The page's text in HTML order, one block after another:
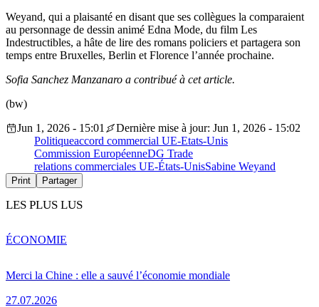
Weyand, qui a plaisanté en disant que ses collègues la comparaient
au personnage de dessin animé Edna Mode, du film Les
Indestructibles, a hâte de lire des romans policiers et partagera son
temps entre Bruxelles, Berlin et Florence l’année prochaine.
Sofia Sanchez Manzanaro a contribué à cet article.
(bw)
Jun 1, 2026 - 15:01
Dernière mise à jour: Jun 1, 2026 - 15:02
Politiqueaccord commercial UE-Etats-Unis
Commission EuropéenneDG Trade
relations commerciales UE-États-UnisSabine Weyand
Print Partager
LES PLUS LUS
Merci la Chine : elle a sauvé l’économie mondiale
27.07.2026
ÉCONOMIE